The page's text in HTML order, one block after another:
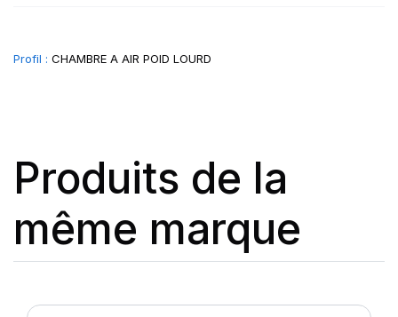
Profil : CHAMBRE A AIR POID LOURD
Produits de la
même marque